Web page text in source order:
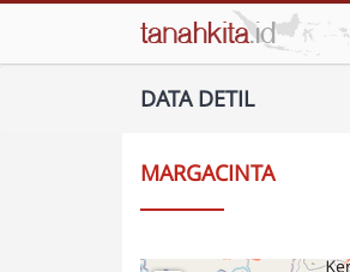
DATA DETIL
MARGACINTA